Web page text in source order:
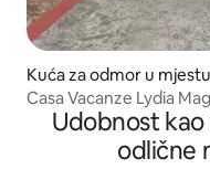
Kuća za odmor u
Casa Vacanze Lydia
Udobnost
odlične